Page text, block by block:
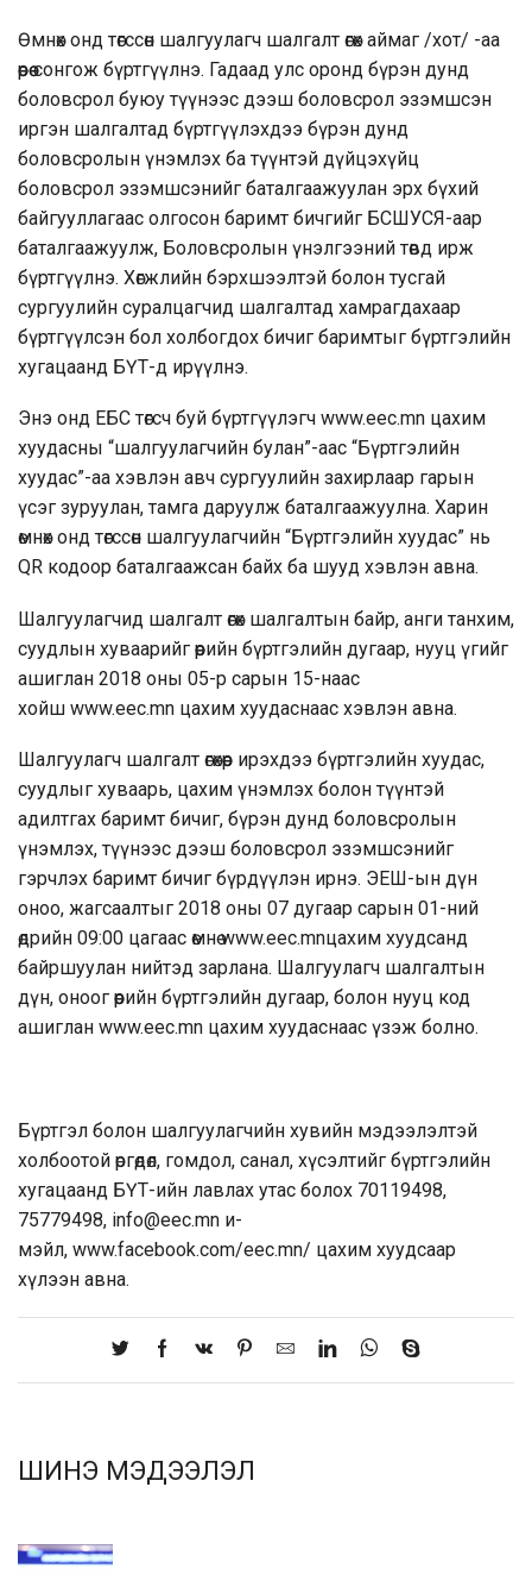
Өмнөх онд төгссөн шалгуулагч шалгалт өгөх аймаг /хот/ -аа
өөрөө сонгож бүртгүүлнэ. Гадаад улс оронд бүрэн дунд
боловсрол буюу түүнээс дээш боловсрол эзэмшсэн
иргэн шалгалтад бүртгүүлэхдээ бүрэн дунд
боловсролын үнэмлэх ба түүнтэй дүйцэхүйц
боловсрол эзэмшсэнийг баталгаажуулан эрх бүхий
байгууллагаас олгосон баримт бичгийг БСШУСЯ-аар
баталгаажуулж, Боловсролын үнэлгээний төвд ирж
бүртгүүлнэ. Хөгжлийн бэрхшээлтэй болон тусгай
сургуулийн суралцагчид шалгалтад хамрагдахаар
бүртгүүлсэн бол холбогдох бичиг баримтыг бүртгэлийн
хугацаанд БҮТ-д ирүүлнэ.
Энэ онд ЕБС төгсч буй бүртгүүлэгч www.eec.mn цахим
хуудасны “шалгуулагчийн булан”-аас “Бүртгэлийн
хуудас”-аа хэвлэн авч сургуулийн захирлаар гарын
үсэг зуруулан, тамга даруулж баталгаажуулна. Харин
өмнөх онд төгссөн шалгуулагчийн “Бүртгэлийн хуудас” нь
QR кодоор баталгаажсан байх ба шууд хэвлэн авна.
Шалгуулагчид шалгалт өгөх шалгалтын байр, анги танхим,
суудлын хуваарийг өөрийн бүртгэлийн дугаар, нууц үгийг
ашиглан 2018 оны 05-р сарын 15-наас
хойш www.eec.mn цахим хуудаснаас хэвлэн авна.
Шалгуулагч шалгалт өгөхөөр ирэхдээ бүртгэлийн хуудас,
суудлыг хуваарь, цахим үнэмлэх болон түүнтэй
адилтгах баримт бичиг, бүрэн дунд боловсролын
үнэмлэх, түүнээс дээш боловсрол эзэмшсэнийг
гэрчлэх баримт бичиг бүрдүүлэн ирнэ. ЭЕШ-ын дүн
оноо, жагсаалтыг 2018 оны 07 дугаар сарын 01-ний
өдрийн 09:00 цагаас өмнөwww.eec.mnцахим хуудсанд
байршуулан нийтэд зарлана. Шалгуулагч шалгалтын
дүн, оноог өөрийн бүртгэлийн дугаар, болон нууц код
ашиглан www.eec.mn цахим хуудаснаас үзэж болно.
Бүртгэл болон шалгуулагчийн хувийн мэдээлэлтэй
холбоотой өргөдөл, гомдол, санал, хүсэлтийг бүртгэлийн
хугацаанд БҮТ-ийн лавлах утас болох 70119498,
75779498, info@eec.mn и-
мэйл, www.facebook.com/eec.mn/ цахим хуудсаар
хүлээн авна.
ШИНЭ МЭДЭЭЛЭЛ